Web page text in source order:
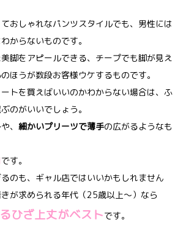
おしゃれなパンツスタイルでも、男性には
からないものです。
脚をアピールできる、チープでも脚が見え
ほうが数段お客様ウケするものです。
トを買えばいいのかわからない場合は、ふ
のがいいでしょう。
や、 細かいプリーツで薄手の広がるようなも
です。
のも、ギャル店ではいいかもしれません
が求められる年代（25歳以上～）なら
ひざ上丈がベストです。